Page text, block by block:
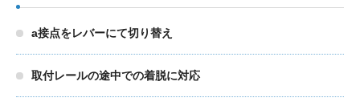
品質への取り組み
個人情報保護方針
a接点をレバーにて切り替え
取付レールの途中での着脱に対応